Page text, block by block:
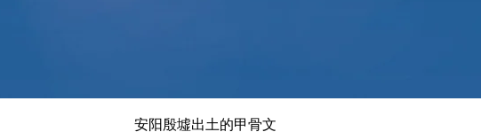
安阳殷墟出土的甲骨文